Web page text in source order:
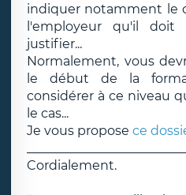
indiquer notamment le
l'employeur qu'il
justifier...
Normalement, vous
le début de la
considérer à ce niveau
le cas...
Je vous propose ce
Cordialement.